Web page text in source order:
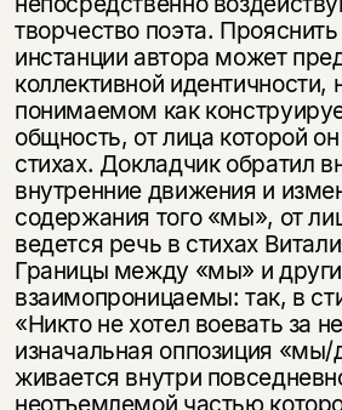
творчество поэта.
инстанции автора может
коллективной
понимаемом как
общность, от лица которой
стихах. Докладчик обратил
внутренние движения и
содержания того «мы», от
ведется речь в стихах
Границы между «мы» и
взаимопроницаемы: так, в
«Ни­кто не хотел воевать за
изначальная оппозиция
живается внутри
неотъемлемой частью